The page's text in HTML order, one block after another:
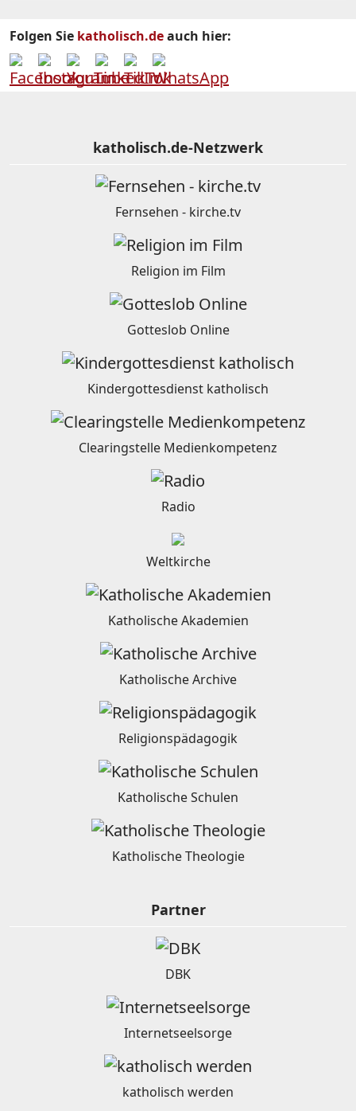
Folgen Sie katholisch.deauch hier:
katholisch.de-Netzwerk
Fernsehen - kirche.tv
Religion im Film
Gotteslob Online
Kindergottesdienst katholisch
Clearingstelle Medienkompetenz
Radio
Weltkirche
Katholische Akademien
Katholische Archive
Religionspädagogik
Katholische Schulen
Katholische Theologie
Partner
DBK
Internetseelsorge
katholisch werden